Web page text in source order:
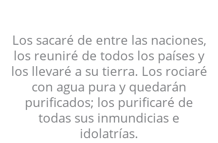
Los sacaré de entre las naciones,
los reuniré de todos los países y
los llevaré a su tierra. Los rociaré
con agua pura y quedarán
purificados; los purificaré de
todas sus inmundicias e
idolatrías.